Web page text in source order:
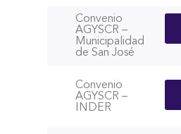
Convenio
AGYSCR –
Municipalidad
de San José
Convenio
AGYSCR –
INDER